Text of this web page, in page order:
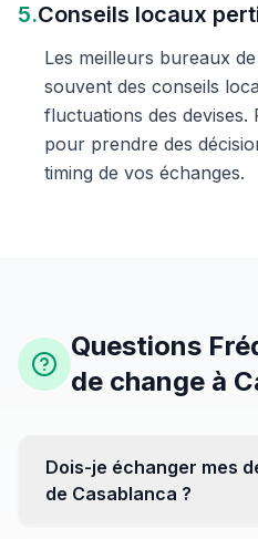
5.Conseils locaux
Les meilleurs bureaux
souvent des conseils
fluctuations des
pour prendre des
timing de vos échanges.
Questions
de change à
Dois-je échanger mes
de Casablanca ?